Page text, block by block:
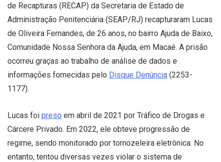
de Recapturas (RECAP) da Secretaria de Estado de
Administração Penitenciária (SEAP/RJ) recapturaram Lucas
de Oliveira Fernandes, de 26 anos, no bairro Ajuda de Baixo,
Comunidade Nossa Senhora da Ajuda, em Macaé. A prisão
ocorreu graças ao trabalho de análise de dados e
informações fornecidas pelo Disque Denúncia (2253-
1177).
Lucas foi preso em abril de 2021 por Tráfico de Drogas e
Cárcere Privado. Em 2022, ele obteve progressão de
regime, sendo monitorado por tornozeleira eletrônica. No
entanto, tentou diversas vezes violar o sistema de